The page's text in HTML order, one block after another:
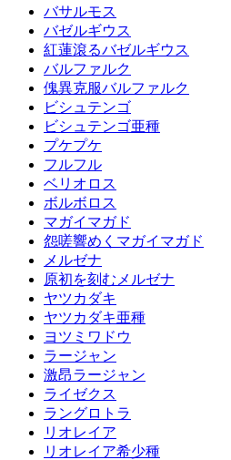
バサルモス
バゼルギウス
紅蓮滾るバゼルギウス
バルファルク
傀異克服バルファルク
ビシュテンゴ
ビシュテンゴ亜種
プケプケ
フルフル
ベリオロス
ボルボロス
マガイマガド
怨嗟響めくマガイマガド
メルゼナ
原初を刻むメルゼナ
ヤツカダキ
ヤツカダキ亜種
ヨツミワドウ
ラージャン
激昂ラージャン
ライゼクス
ラングロトラ
リオレイア
リオレイア希少種